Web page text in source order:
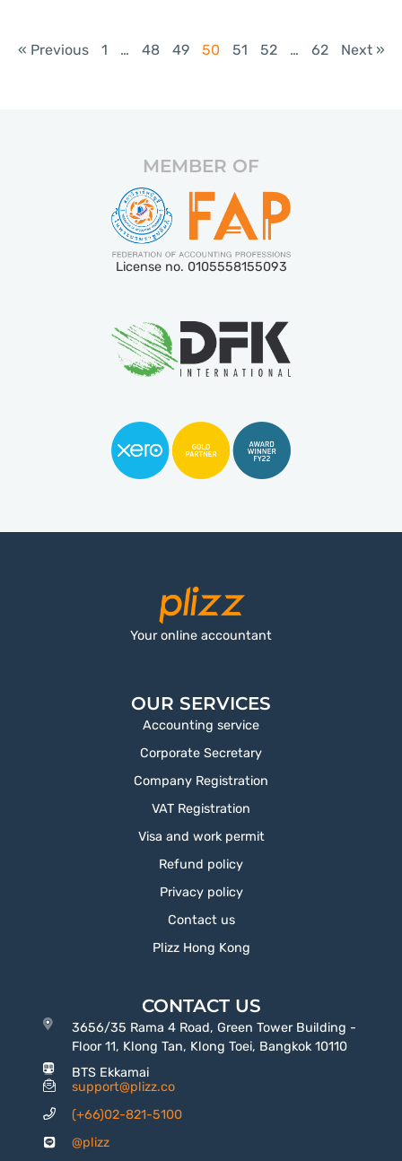
« Previous 1 … 48 49 50 51 52 … 62 Next »
MEMBER OF
License no. 0105558155093
Your online accountant
OUR SERVICES
Accounting service
Corporate Secretary
Company Registration
VAT Registration
Visa and work permit
Refund policy
Privacy policy
Contact us
Plizz Hong Kong
CONTACT US
3656/35 Rama 4 Road, Green Tower Building -
Floor 11, Klong Tan, Klong Toei, Bangkok 10110
BTS Ekkamai
support@plizz.co
(+66)02-821-5100
@plizz